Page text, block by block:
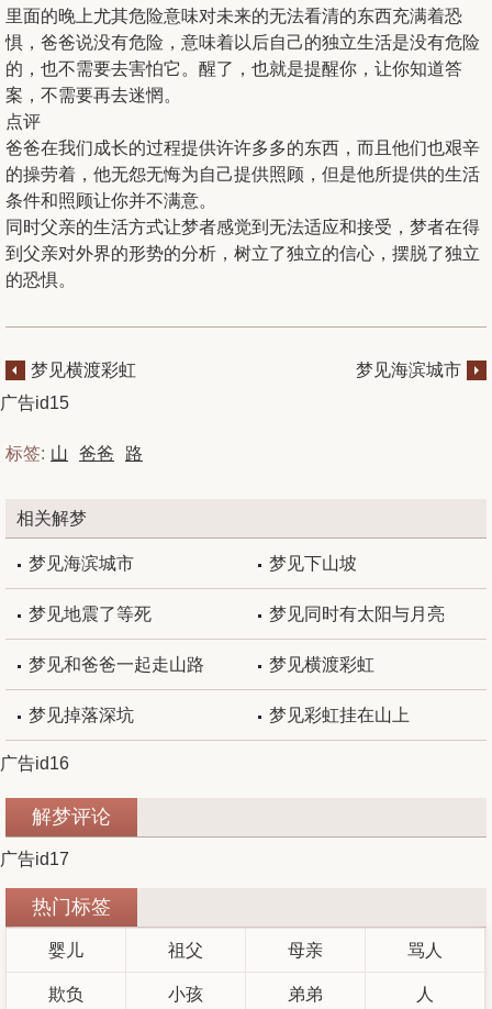
里面的晚上尤其危险意味对未来的无法看清的东西充满着恐
惧，爸爸说没有危险，意味着以后自己的独立生活是没有危险
的，也不需要去害怕它。醒了，也就是提醒你，让你知道答
案，不需要再去迷惘。
点评
爸爸在我们成长的过程提供许许多多的东西，而且他们也艰辛
的操劳着，他无怨无悔为自己提供照顾，但是他所提供的生活
条件和照顾让你并不满意。
同时父亲的生活方式让梦者感觉到无法适应和接受，梦者在得
到父亲对外界的形势的分析，树立了独立的信心，摆脱了独立
的恐惧。
梦见横渡彩虹
梦见海滨城市
广告id15
标签: 山 爸爸 路
相关解梦
梦见海滨城市 梦见下山坡
梦见地震了等死 梦见同时有太阳与月亮
梦见和爸爸一起走山路 梦见横渡彩虹
梦见掉落深坑 梦见彩虹挂在山上
广告id16
解梦评论
广告id17
热门标签
婴儿 祖父 母亲 骂人
欺负 小孩 弟弟 人